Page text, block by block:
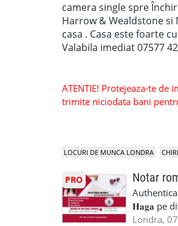
camera single spre
Harrow & Wealdstone
casa . Casa este foarte
Valabila imediat 07577
ATENTIE! Protejeaza-te
trimite niciodata bani
LOCURI DE MUNCA LONDRA
PRO Notar
𝐇𝐚𝐠𝐚 pe
căsătorie)
Londra,